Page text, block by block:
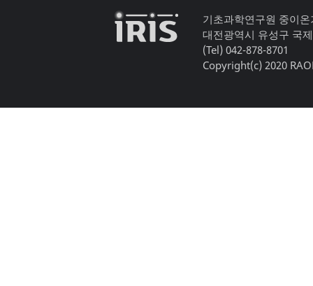
기초과학연구원 중이
대전광역시 유성구 국
(Tel) 042-878-8701
Copyright(c) 2020